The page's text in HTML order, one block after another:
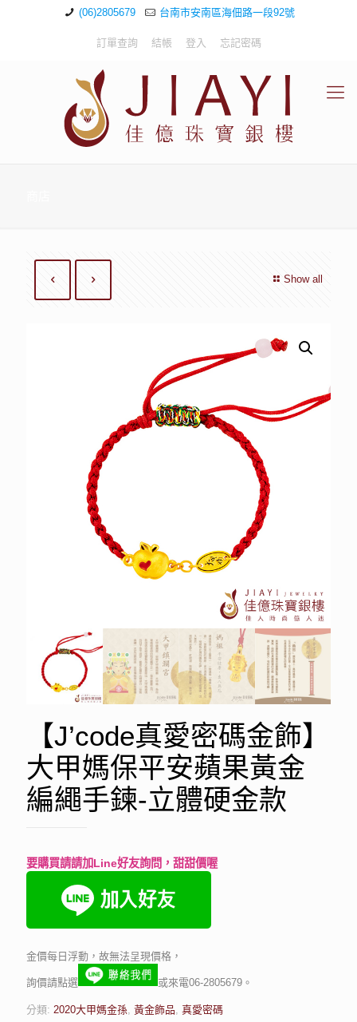
(06)2805679 台南市安南區海佃路一段92號
訂單查詢 結帳 登入 忘記密碼
Show all
【J’code真愛密碼金飾】
大甲媽保平安蘋果黃金
編繩手鍊-立體硬金款
要購買請請加Line好友詢問，甜甜價喔
金價每日浮動，故無法呈現價格，
詢價請點選 或來電06-2805679。
分類: 2020大甲媽金孫, 黃金飾品, 真愛密碼